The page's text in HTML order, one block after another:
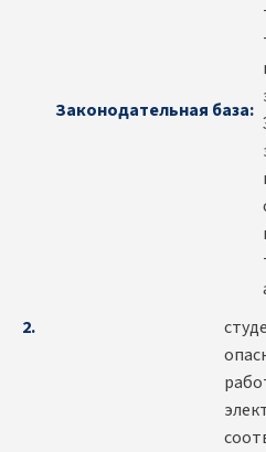
Законодательная база: